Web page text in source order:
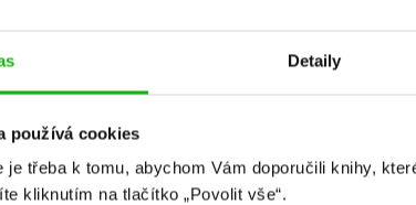
Detaily
používá cookies
je třeba k tomu, abychom Vám doporučili knihy,
kliknutím na tlačítko „Povolit vše“.